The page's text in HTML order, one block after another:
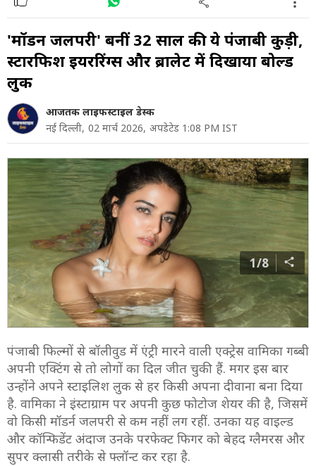
'मॉडर्न जलपरी' बनीं 32 साल की ये पंजाबी कुड़ी,
स्टारफिश इयररिंग्स और ब्रालेट में दिखाया बोल्ड
लुक
आजतक लाइफस्टाइल डेस्क
नई दिल्ली, 02 मार्च 2026, अपडेटेड 1:08 PM IST
1/8
पंजाबी फिल्मों से बॉलीवुड में एंट्री मारने वाली एक्ट्रेस वामिका गब्बी
अपनी एक्टिंग से तो लोगों का दिल जीत चुकी हैं. मगर इस बार
उन्होंने अपने स्टाइलिश लुक से हर किसी अपना दीवाना बना दिया
है. वामिका ने इंस्टाग्राम पर अपनी कुछ फोटोज शेयर की है, जिसमें
वो किसी मॉडर्न जलपरी से कम नहीं लग रहीं. उनका यह वाइल्ड
और कॉन्फिडेंट अंदाज उनके परफेक्ट फिगर को बेहद ग्लैमरस और
सुपर क्लासी तरीके से फ्लॉन्ट कर रहा है.